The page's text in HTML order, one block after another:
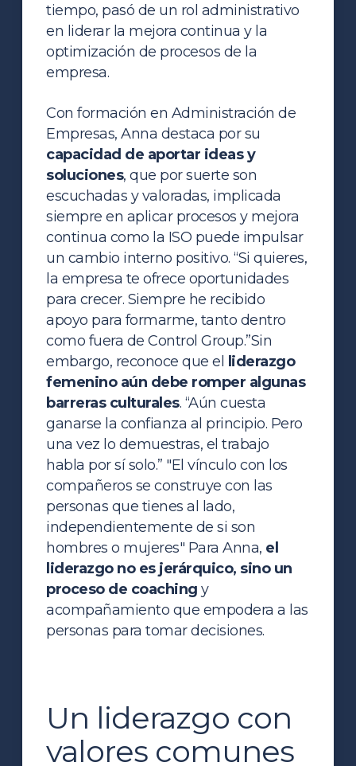
tiempo, pasó de un rol administrativo
en liderar la mejora continua y la
optimización de procesos de la
empresa.
Con formación en Administración de
Empresas, Anna destaca por su
capacidad de aportar ideas y
soluciones, que por suerte son
escuchadas y valoradas, implicada
siempre en aplicar procesos y mejora
continua como la ISO puede impulsar
un cambio interno positivo. “Si quieres,
la empresa te ofrece oportunidades
para crecer. Siempre he recibido
apoyo para formarme, tanto dentro
como fuera de Control Group.”Sin
embargo, reconoce que el liderazgo
femenino aún debe romper algunas
barreras culturales. “Aún cuesta
ganarse la confianza al principio. Pero
una vez lo demuestras, el trabajo
habla por sí solo.” "El vínculo con los
compañeros se construye con las
personas que tienes al lado,
independientemente de si son
hombres o mujeres" Para Anna, el
liderazgo no es jerárquico, sino un
proceso de coaching y
acompañamiento que empodera a las
personas para tomar decisiones.
Un liderazgo con
valores comunes